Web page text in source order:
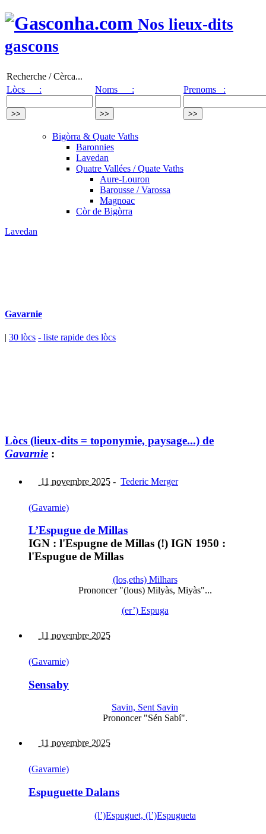
Nos lieux-dits
gascons
Recherche / Cèrca...
Lòcs :
Noms : Prenoms :
Bigòrra & Quate Vaths
Baronnies
Lavedan
Quatre Vallées / Quate Vaths
Aure-Louron
Barousse / Varossa
Magnoac
Còr de Bigòrra
Lavedan
Gavarnie
| 30 lòcs - liste rapide des lòcs
Lòcs (lieux-dits = toponymie, paysage...) de
Gavarnie :
11 novembre 2025 - Tederic Merger
(Gavarnie)
L’Espugue de Millas
IGN : l'Espugne de Millas (!) IGN 1950 :
l'Espugue de Millas
(los,eths) Milhars
Prononcer "(lous) Milyàs, Miyàs"...
(er’) Espuga
11 novembre 2025
(Gavarnie)
Sensaby
Savin, Sent Savin
Prononcer "Sén Sabí".
11 novembre 2025
(Gavarnie)
Espuguette Dalans
(l’)Espuguet, (l’)Espugueta